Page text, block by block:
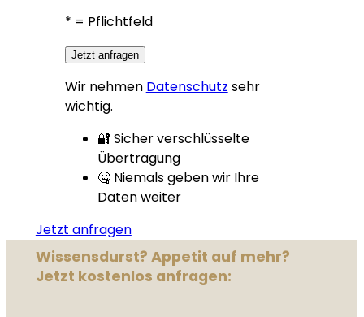
* = Pflichtfeld
Jetzt anfragen
Wir nehmen Datenschutz sehr
wichtig.
🔐 Sicher verschlüsselte
Übertragung
🤐 Niemals geben wir Ihre
Daten weiter
Jetzt anfragen
Wissensdurst? Appetit auf mehr?
Jetzt kostenlos anfragen: